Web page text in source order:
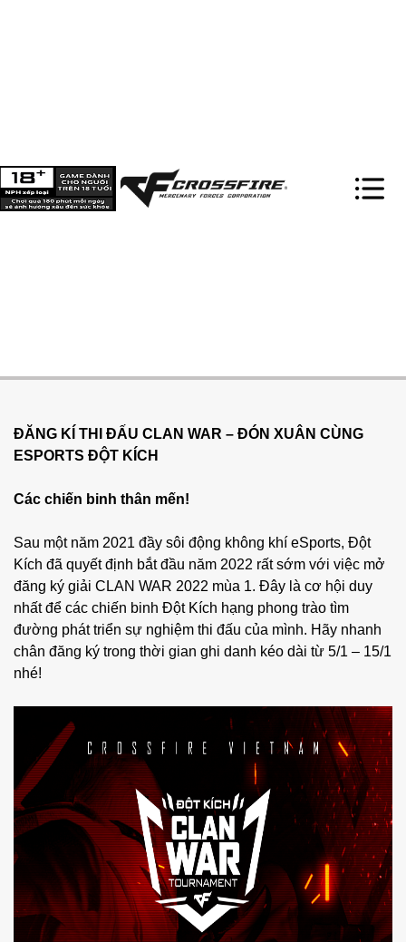
ĐĂNG KÍ THI ĐẤU CLAN WAR – ĐÓN XUÂN CÙNG
ESPORTS ĐỘT KÍCH
Các chiến binh thân mến!
Sau một năm 2021 đầy sôi động không khí eSports, Đột
Kích đã quyết định bắt đầu năm 2022 rất sớm với việc mở
đăng ký giải CLAN WAR 2022 mùa 1. Đây là cơ hội duy
nhất để các chiến binh Đột Kích hạng phong trào tìm
đường phát triển sự nghiệm thi đấu của mình. Hãy nhanh
chân đăng ký trong thời gian ghi danh kéo dài từ 5/1 – 15/1
nhé!